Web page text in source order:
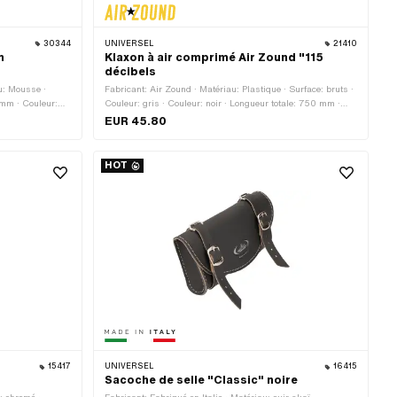
30344
Mousse ·
· Couleur:
intérieur: 13
UNIVERSEL 21410
Klaxon à air comprimé Air Zound "115
décibels
Fabricant: Air Zound · Matériau: Plastique · Surface: bruts ·
Couleur: gris · Couleur: noir · Longueur totale: 750 mm ·
Diamètre de serrage: 24 mm · Diamètre de serrage: 30 mm
EUR 45.80
15417
HOT
UNIVERSEL 16415
Sacoche de selle "Classic" noire